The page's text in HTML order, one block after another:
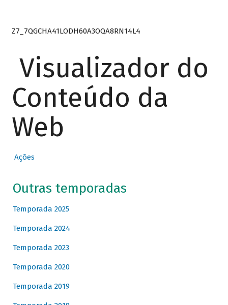
Z7_7QGCHA41LODH60A3OQA8RN14L4
Visualizador do
Conteúdo da
Web
Ações
Outras temporadas
Temporada 2025
Temporada 2024
Temporada 2023
Temporada 2020
Temporada 2019